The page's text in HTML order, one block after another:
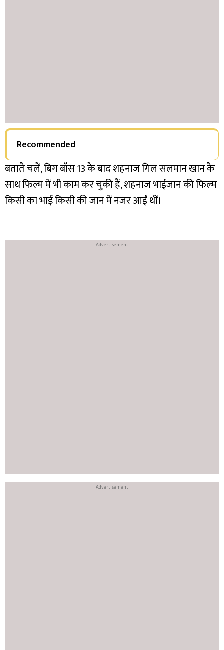
Recommended
बताते चलें, बिग बॉस 13 के बाद शहनाज गिल सलमान खान के
साथ फिल्म में भी काम कर चुकी हैं, शहनाज भाईजान की फिल्म
किसी का भाई किसी की जान में नजर आईं थीं।